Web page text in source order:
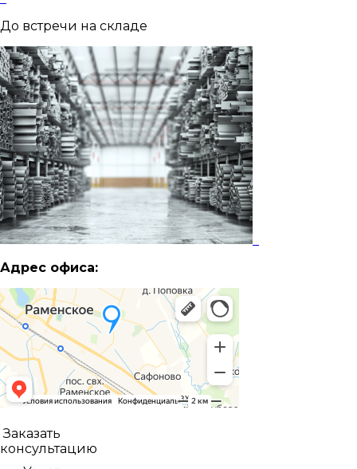
До встречи на складе
Адрес офиса:
Заказать
консультацию